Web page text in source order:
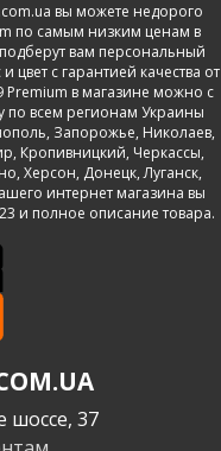
вы можете недорого
по самым низким ценам в
вам персональный
цвет с гарантией качества от
Premium в магазине можно с
по всем регионам Украины
Запорожье, Николаев,
Кропивницкий, Черкассы,
Херсон, Донецк, Луганск,
интернет магазина вы
и полное описание товара.
шоссе, 37